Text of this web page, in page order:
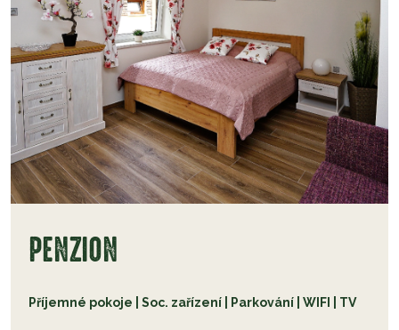
PENZION
Příjemné pokoje | Soc. zařízení | Parkování | WIFI | TV